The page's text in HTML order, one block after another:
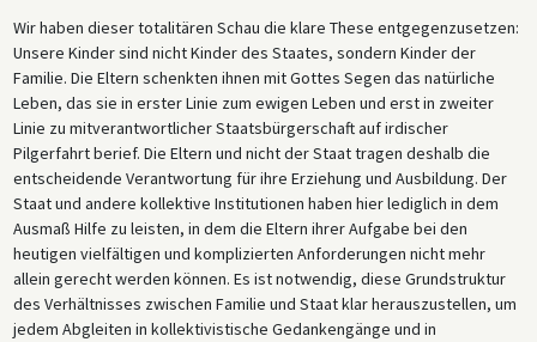
Wir haben dieser totalitären Schau die klare These entgegenzusetzen:
Unsere Kinder sind nicht Kinder des Staates, sondern Kinder der
Familie. Die Eltern schenkten ihnen mit Gottes Segen das natürliche
Leben, das sie in erster Linie zum ewigen Leben und erst in zweiter
Linie zu mitverantwortlicher Staatsbürgerschaft auf irdischer
Pilgerfahrt berief. Die Eltern und nicht der Staat tragen deshalb die
entscheidende Verantwortung für ihre Erziehung und Ausbildung. Der
Staat und andere kollektive Institutionen haben hier lediglich in dem
Ausmaß Hilfe zu leisten, in dem die Eltern ihrer Aufgabe bei den
heutigen vielfältigen und komplizierten Anforderungen nicht mehr
allein gerecht werden können. Es ist notwendig, diese Grundstruktur
des Verhältnisses zwischen Familie und Staat klar herauszustellen, um
jedem Abgleiten in kollektivistische Gedankengänge und in